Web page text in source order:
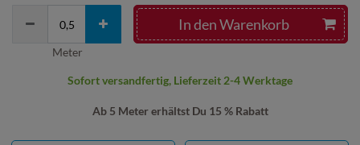
Ab 5 Meter erhältst Du 15 % Rabatt
In den Warenkorb
Meter
Sofort versandfertig, Lieferzeit 2-4 Werktage